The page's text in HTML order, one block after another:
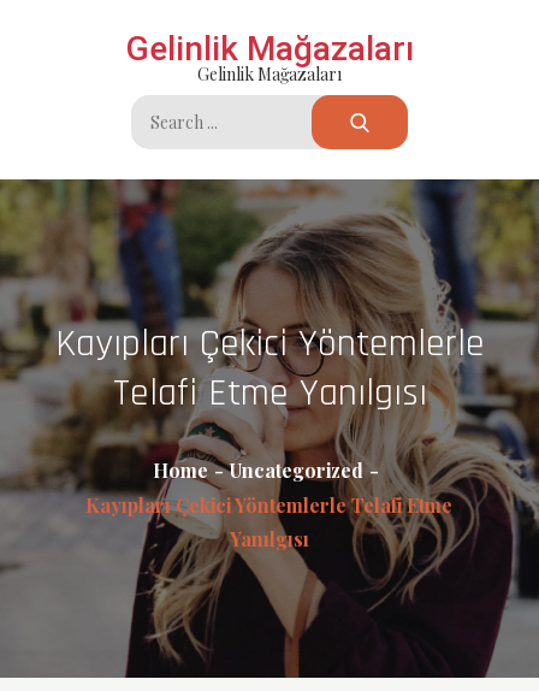
Gelinlik Mağazaları
Gelinlik Mağazaları
Search
for:
Kayıpları Çekici Yöntemlerle
Telafi Etme Yanılgısı
Home
Uncategorized
Kayıpları Çekici Yöntemlerle Telafi Etme
Yanılgısı